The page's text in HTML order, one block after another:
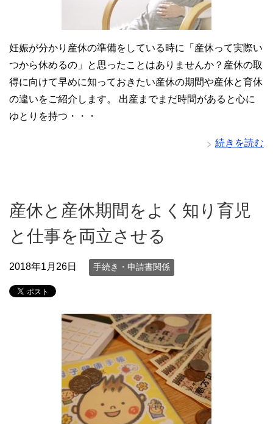
妊娠が分かり産休の準備をしている時に「産休って実際い
つから休めるの」と思ったことはありませんか？産休の取
得に向けて早めに知っておきたい産休の期間や産休と育休
の違いをご紹介します。 出産までまだ時間があると心に
ゆとりを持つ・・・
続きを読む
産休と産休期間をよく知り育児
と仕事を両立させる
2018年1月26日 手続き・申請書関係